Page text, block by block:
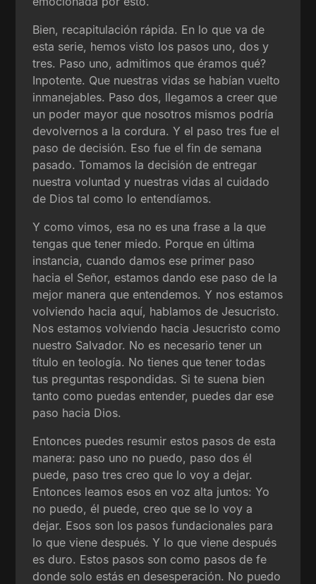
Bien, recapitulación rápida. En lo que va de
esta serie, hemos visto los pasos uno, dos y
tres. Paso uno, admitimos que éramos qué?
Inpotente. Que nuestras vidas se habían vuelto
inmanejables. Paso dos, llegamos a creer que
un poder mayor que nosotros mismos podría
devolvernos a la cordura. Y el paso tres fue el
paso de decisión. Eso fue el fin de semana
pasado. Tomamos la decisión de entregar
nuestra voluntad y nuestras vidas al cuidado
de Dios tal como lo entendíamos.
Y como vimos, esa no es una frase a la que
tengas que tener miedo. Porque en última
instancia, cuando damos ese primer paso
hacia el Señor, estamos dando ese paso de la
mejor manera que entendemos. Y nos estamos
volviendo hacia aquí, hablamos de Jesucristo.
Nos estamos volviendo hacia Jesucristo como
nuestro Salvador. No es necesario tener un
título en teología. No tienes que tener todas
tus preguntas respondidas. Si te suena bien
tanto como puedas entender, puedes dar ese
paso hacia Dios.
Entonces puedes resumir estos pasos de esta
manera: paso uno no puedo, paso dos él
puede, paso tres creo que lo voy a dejar.
Entonces leamos esos en voz alta juntos: Yo
no puedo, él puede, creo que se lo voy a
dejar. Esos son los pasos fundacionales para
lo que viene después. Y lo que viene después
es duro. Estos pasos son como pasos de fe
donde solo estás en desesperación. No puedo